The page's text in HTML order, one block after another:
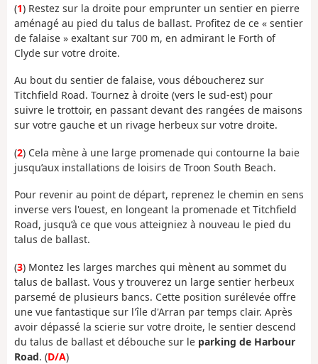
(1) Restez sur la droite pour emprunter un sentier en pierre
aménagé au pied du talus de ballast. Profitez de ce « sentier
de falaise » exaltant sur 700 m, en admirant le Forth of
Clyde sur votre droite.
Au bout du sentier de falaise, vous déboucherez sur
Titchfield Road. Tournez à droite (vers le sud-est) pour
suivre le trottoir, en passant devant des rangées de maisons
sur votre gauche et un rivage herbeux sur votre droite.
(2) Cela mène à une large promenade qui contourne la baie
jusqu’aux installations de loisirs de Troon South Beach.
Pour revenir au point de départ, reprenez le chemin en sens
inverse vers l'ouest, en longeant la promenade et Titchfield
Road, jusqu’à ce que vous atteigniez à nouveau le pied du
talus de ballast.
(3) Montez les larges marches qui mènent au sommet du
talus de ballast. Vous y trouverez un large sentier herbeux
parsemé de plusieurs bancs. Cette position surélevée offre
une vue fantastique sur l'île d'Arran par temps clair. Après
avoir dépassé la scierie sur votre droite, le sentier descend
du talus de ballast et débouche sur le parking de Harbour
Road. (D/A)